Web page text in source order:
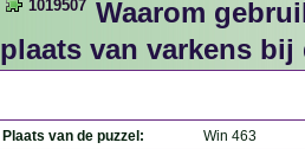
1019507 Waarom
plaats van varkens
Plaats van de puzzel:
Win 463